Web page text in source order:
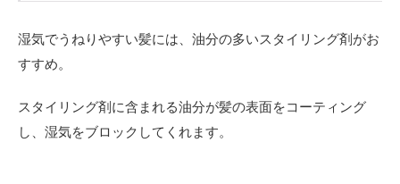
湿気でうねりやすい髪には、油分の多いスタイリング剤がお
すすめ。
スタイリング剤に含まれる油分が髪の表面をコーティング
し、湿気をブロックしてくれます。